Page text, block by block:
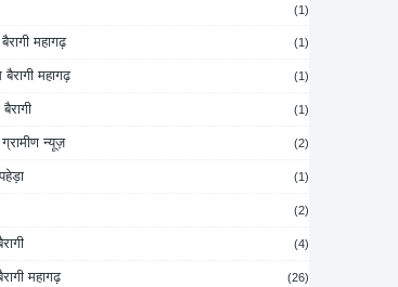
(1)
महागढ़ (1)
बैरागी महागढ़ (1)
(1)
न्यूज़ (2)
(1)
(2)
(4)
महागढ़ (26)